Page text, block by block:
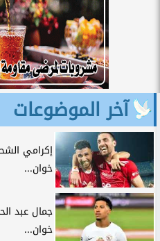
آخر الموضوعات
إكرامي
خوان...
جمال عبد
خوان...